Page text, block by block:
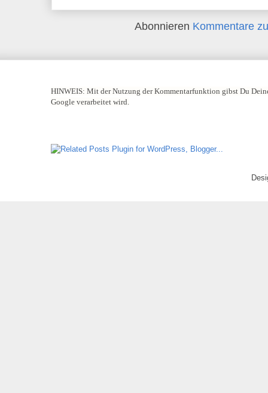
Abonnieren Kommentare
HINWEIS: Mit der Nutzung der Kommentarfunktion gibst Du
Google verarbeitet wird.